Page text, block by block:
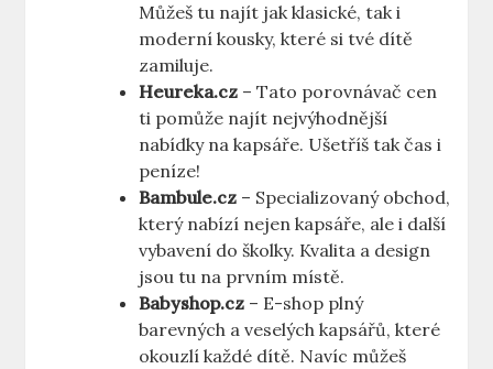
Můžeš tu najít jak klasické, tak i
moderní kousky, které si tvé dítě
zamiluje.
Heureka.cz – Tato porovnávač cen
ti pomůže najít nejvýhodnější
nabídky na kapsáře. Ušetříš tak čas i
peníze!
Bambule.cz – Specializovaný obchod,
který nabízí nejen kapsáře, ale i další
vybavení do školky. Kvalita a design
jsou tu na prvním místě.
Babyshop.cz – E-shop plný
barevných a veselých kapsářů, které
okouzlí každé dítě. Navíc můžeš